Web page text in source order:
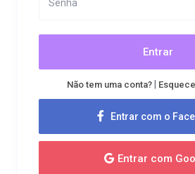
Entrar
Não tem uma conta?|
Entrar com o
Entrar com